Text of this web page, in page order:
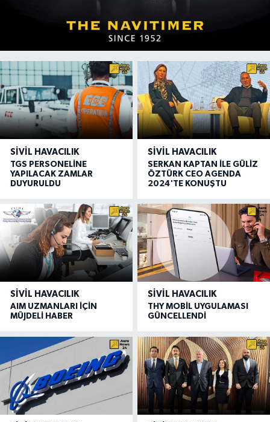
SIVIL HAVACILIK
TGS PERSONELİNE
YAPILACAK ZAMLAR
DUYURULDU
SIVIL HAVACILIK
SERKAN KAPTAN İLE GÜLİZ
ÖZTÜRK CEO AGENDA
2024'TE KONUŞTU
SIVIL HAVACILIK
AIM UZMANLARI İÇİN
MÜJDELİ HABER
SIVIL HAVACILIK
THY MOBİL UYGULAMASI
GÜNCELLENDİ